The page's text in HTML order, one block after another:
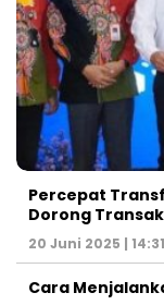
Percepat
Dorong
20 Juni 2025 |
Cara